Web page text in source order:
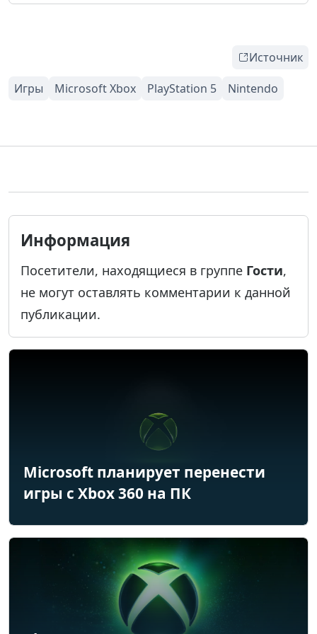
Источник
Информация
Посетители, находящиеся в группе Гости,
не могут оставлять комментарии к данной
публикации.
Microsoft планирует перенести
игры с Xbox 360 на ПК